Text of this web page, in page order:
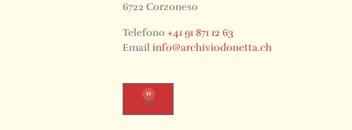
6722 Corzoneso
Telefono+41 91 871 12 63
Emailinfo@archiviodonetta.ch
0